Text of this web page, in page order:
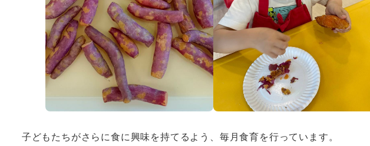
子どもたちがさらに食に興味を持てるよう、毎月食育を行っています。